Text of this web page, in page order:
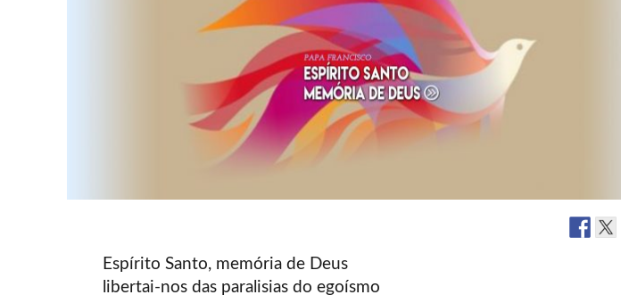
Narzole
San Lorenzo di Fossano
Susa
Espírito Santo, memória de Deus
libertai-nos das paralisias do egoísmo